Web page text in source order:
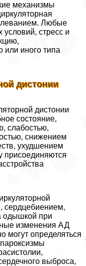
механизмы
Любые
стресс и
иного типа
дистонии
дистонии
состояние,
слабостью,
снижением
ухудшением
присоединяются
сердцебиением,
одышкой при
изменения АД
могут определяться
выброса,